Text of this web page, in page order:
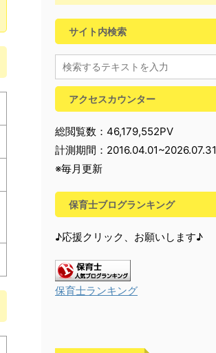
サイト内検索
アクセスカウンター
総閲覧数：46,179,552PV
計測期間：2016.04.01~2026.07.31
※毎月更新
保育士ブログランキング
♪応援クリック、お願いします♪
保育士ランキング